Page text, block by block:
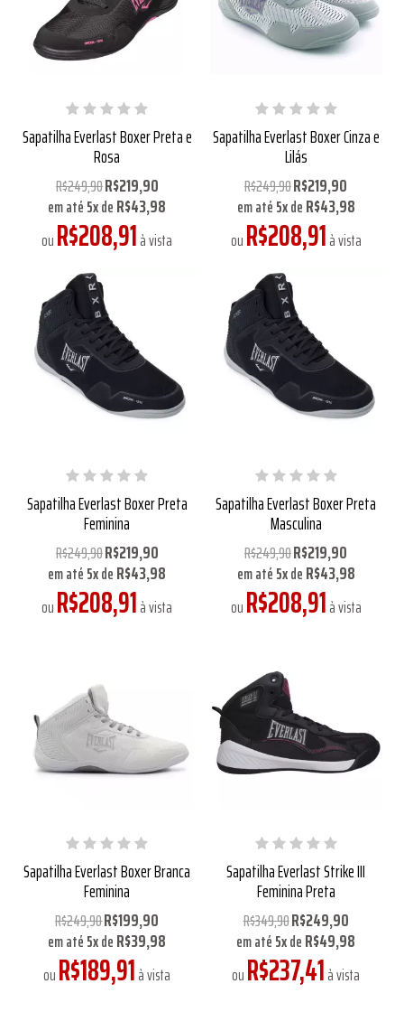
Sapatilha Everlast Boxer Preta e
Rosa
R$249,90R$219,90
em até5xdeR$43,98
ouR$208,91à vista
Sapatilha Everlast Boxer Cinza e
Lilás
R$249,90R$219,90
em até5xdeR$43,98
ouR$208,91à vista
Sapatilha Everlast Boxer Preta
Feminina
R$249,90R$219,90
em até5xdeR$43,98
ouR$208,91à vista
Sapatilha Everlast Boxer Preta
Masculina
R$249,90R$219,90
em até5xdeR$43,98
ouR$208,91à vista
Sapatilha Everlast Boxer Branca
Feminina
R$249,90R$199,90
em até5xdeR$39,98
ouR$189,91à vista
Sapatilha Everlast Strike III
Feminina Preta
R$349,90R$249,90
em até5xdeR$49,98
ouR$237,41à vista